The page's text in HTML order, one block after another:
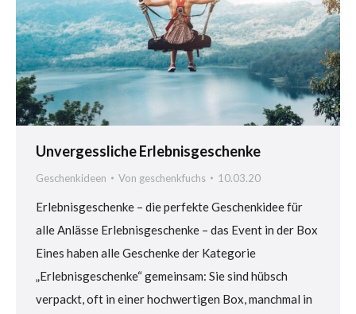
Unvergessliche Erlebnisgeschenke
Geschenkideen Von geschenkfuchs 10.03.20
Erlebnisgeschenke – die perfekte Geschenkidee für
alle Anlässe Erlebnisgeschenke – das Event in der Box
Eines haben alle Geschenke der Kategorie
„Erlebnisgeschenke“ gemeinsam: Sie sind hübsch
verpackt, oft in einer hochwertigen Box, manchmal in